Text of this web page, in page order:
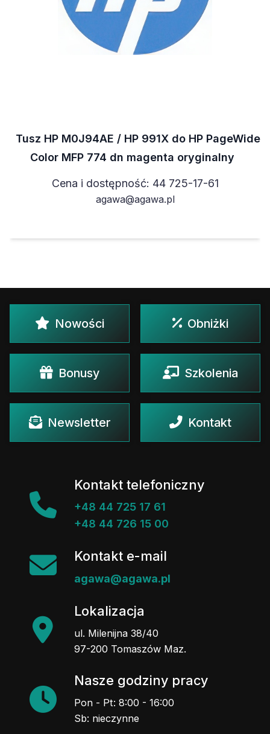
Tusz HP M0J94AE / HP 991X do HP PageWide
Color MFP 774 dn magenta oryginalny
Cena i dostępność: 44 725-17-61
agawa@agawa.pl
Nowości Obniżki
Bonusy Szkolenia
Newsletter Kontakt
Kontakt telefoniczny
+48 44 725 17 61
+48 44 726 15 00
Kontakt e-mail
agawa@agawa.pl
Lokalizacja
ul. Milenijna 38/40
97-200 Tomaszów Maz.
Nasze godziny pracy
Pon - Pt: 8:00 - 16:00
Sb: nieczynne